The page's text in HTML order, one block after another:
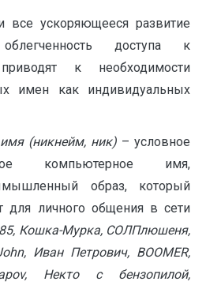
все ускоряющееся развитие
облегченность доступа к
приводят к необходимости
имен как индивидуальных
(никнейм, ник) – условное
компьютерное имя,
образ, который
для личного общения в сети
Кошка-Мурка, СОЛПлюшеня,
, Иван Петрович, BOOMER,
, Некто с бензопилой,